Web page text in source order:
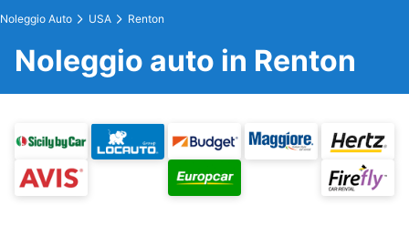
Noleggio Auto USA Renton
Noleggio auto in Renton